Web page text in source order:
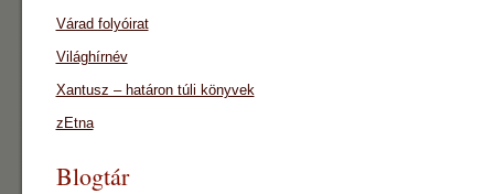
Várad folyóirat
Világhírnév
Xantusz – határon túli könyvek
zEtna
Blogtár